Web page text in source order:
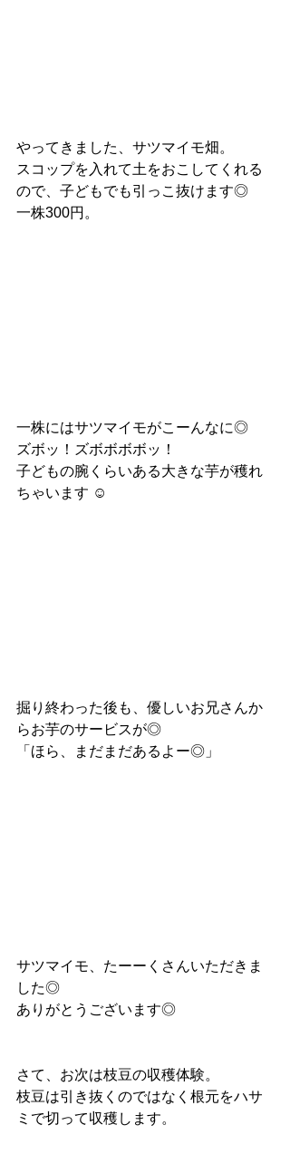
やってきました、サツマイモ畑。
スコップを入れて土をおこしてくれる
ので、子どもでも引っこ抜けます◎
一株300円。
一株にはサツマイモがこーんなに◎
ズボッ！ズボボボボッ！
子どもの腕くらいある大きな芋が穫れ
ちゃいます ☺︎
掘り終わった後も、優しいお兄さんか
らお芋のサービスが◎
「ほら、まだまだあるよー◎」
サツマイモ、たーーくさんいただきま
した◎
ありがとうございます◎
さて、お次は枝豆の収穫体験。
枝豆は引き抜くのではなく根元をハサ
ミで切って収穫します。